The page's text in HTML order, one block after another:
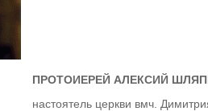
ПРОТОИЕРЕЙ АЛЕКСИЙ
настоятель церкви вмч.